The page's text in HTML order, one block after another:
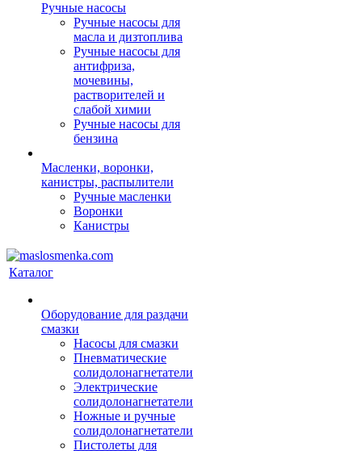
Ручные насосы
Ручные насосы для
масла и дизтоплива
Ручные насосы для
антифриза,
мочевины,
растворителей и
слабой химии
Ручные насосы для
бензина
Масленки, воронки,
канистры, распылители
Ручные масленки
Воронки
Канистры
Каталог
Оборудование для раздачи
смазки
Насосы для смазки
Пневматические
солидолонагнетатели
Электрические
солидолонагнетатели
Ножные и ручные
солидолонагнетатели
Пистолеты для